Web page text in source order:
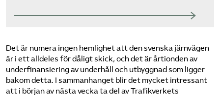
Det är numera ingen hemlighet att den svenska järnvägen
är i ett alldeles för dåligt skick, och det är årtionden av
underfinansiering av underhåll och utbyggnad som ligger
bakom detta. I sammanhanget blir det mycket intressant
att i början av nästa vecka ta del av Trafikverkets